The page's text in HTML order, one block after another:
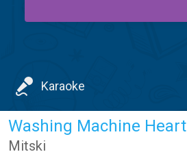
Karaoke
Washing Machine Heart
Mitski